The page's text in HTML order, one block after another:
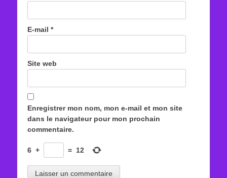
E-mail *
Site web
Enregistrer mon nom, mon e-mail et mon site
dans le navigateur pour mon prochain
commentaire.
6 + = 12